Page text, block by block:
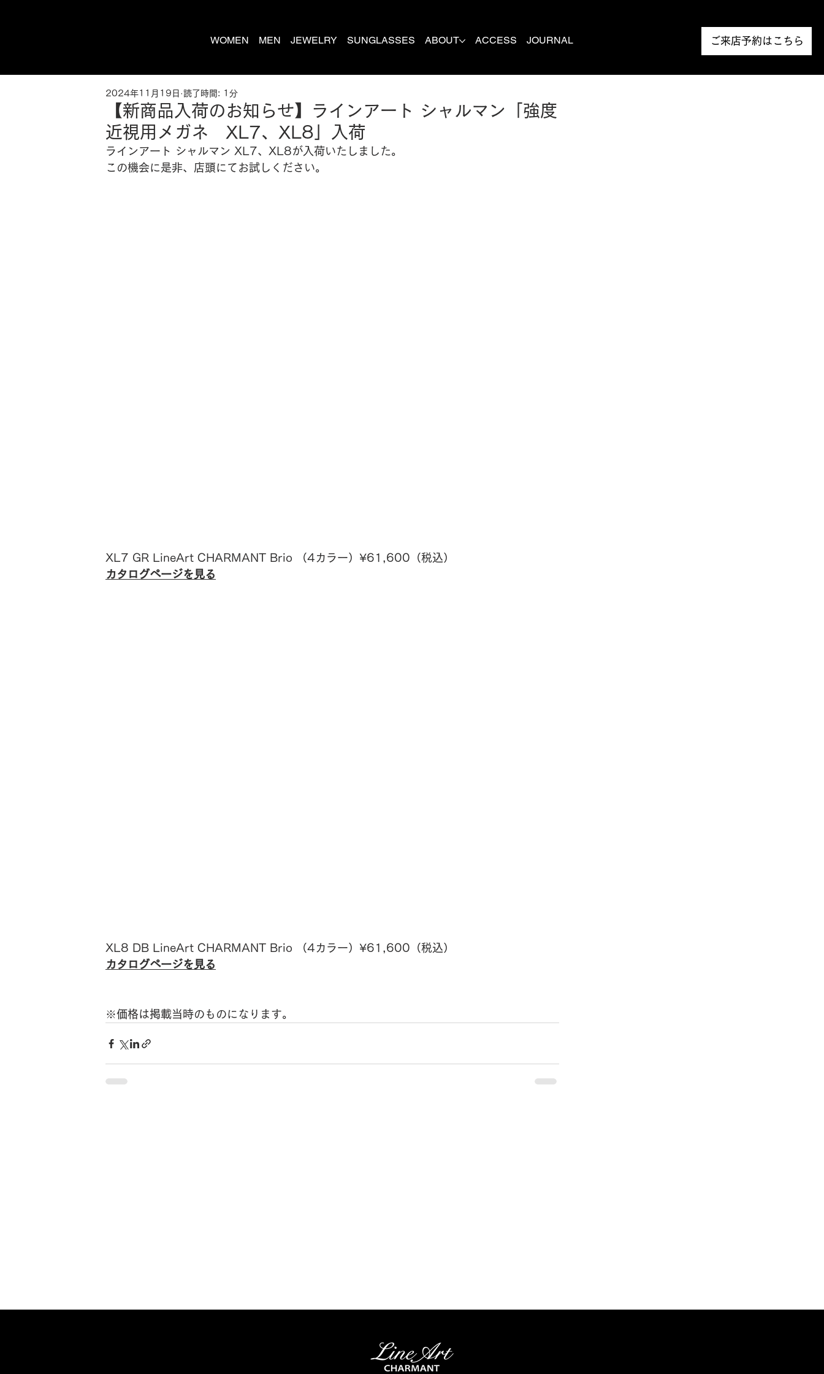
WOMEN MEN JEWELRY SUNGLASSES ABOUT ACCESS JOURNAL ご来店予約はこちら
【新商品入荷のお知らせ】ラインアート シャルマン「強度
近視用メガネ XL7、XL8」入荷
2024年11月19日 読了時間: 1分
ラインアート シャルマン XL7、XL8が入荷いたしました。
この機会に是非、店頭にてお試しください。
XL7 GR LineArt CHARMANT Brio （4カラー） ¥61,600 （税込）
カタログページを見る
XL8 DB LineArt CHARMANT Brio （4カラー） ¥61,600 （税込）
カタログページを見る
※価格は掲載当時のものになります。